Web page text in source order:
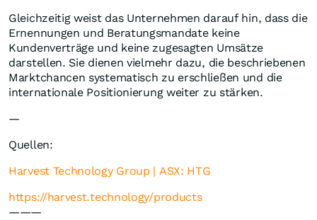
Gleichzeitig weist das Unternehmen darauf hin, dass die
Ernennungen und Beratungsmandate keine
Kundenverträge und keine zugesagten Umsätze
darstellen. Sie dienen vielmehr dazu, die beschriebenen
Marktchancen systematisch zu erschließen und die
internationale Positionierung weiter zu stärken.
—
Quellen:
Harvest Technology Group | ASX: HTG
https://harvest.technology/products
———